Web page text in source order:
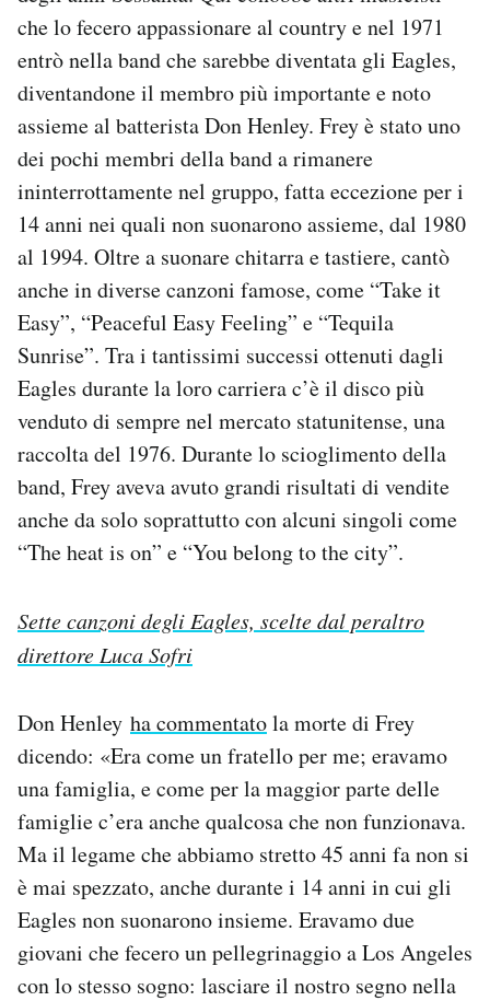
che lo fecero appassionare al country e nel 1971
entrò nella band che sarebbe diventata gli Eagles,
diventandone il membro più importante e noto
assieme al batterista Don Henley. Frey è stato uno
dei pochi membri della band a rimanere
ininterrottamente nel gruppo, fatta eccezione per i
14 anni nei quali non suonarono assieme, dal 1980
al 1994. Oltre a suonare chitarra e tastiere, cantò
anche in diverse canzoni famose, come “Take it
Easy”, “Peaceful Easy Feeling” e “Tequila
Sunrise”. Tra i tantissimi successi ottenuti dagli
Eagles durante la loro carriera c’è il disco più
venduto di sempre nel mercato statunitense, una
raccolta del 1976. Durante lo scioglimento della
band, Frey aveva avuto grandi risultati di vendite
anche da solo soprattutto con alcuni singoli come
“The heat is on” e “You belong to the city”.
Sette canzoni degli Eagles, scelte dal peraltro
direttore Luca Sofri
Don Henley ha commentatola morte di Frey
dicendo: «Era come un fratello per me; eravamo
una famiglia, e come per la maggior parte delle
famiglie c’era anche qualcosa che non funzionava.
Ma il legame che abbiamo stretto 45 anni fa non si
è mai spezzato, anche durante i 14 anni in cui gli
Eagles non suonarono insieme. Eravamo due
giovani che fecero un pellegrinaggio a Los Angeles
con lo stesso sogno: lasciare il nostro segno nella